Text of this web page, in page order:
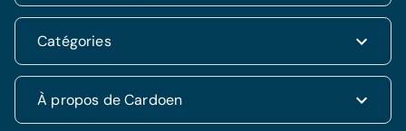
Hyundai
Kia
Mercedes
Opel
Seat
Fiat 500
Hyundai Tucson
Kia Rio
Nissan Qashqai
Mercedes CLA
Hyundai i20
Jeep Renegade
Volkswagen Golf VII
Alfa Romeo Giulietta
Catégories
SUV & 4x4
À propos de Cardoen